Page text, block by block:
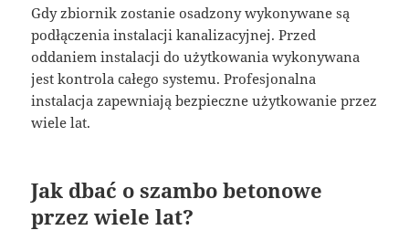
Gdy zbiornik zostanie osadzony wykonywane są
podłączenia instalacji kanalizacyjnej. Przed
oddaniem instalacji do użytkowania wykonywana
jest kontrola całego systemu. Profesjonalna
instalacja zapewniają bezpieczne użytkowanie przez
wiele lat.
Jak dbać o szambo betonowe
przez wiele lat?